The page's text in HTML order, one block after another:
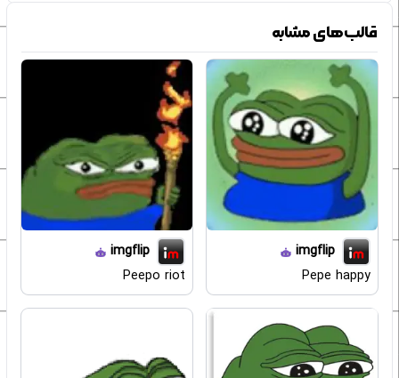
قالب‌های مشابه
imgflip
Pepe happy
imgflip
Peepo riot